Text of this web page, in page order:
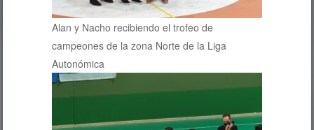
Alan y Nacho recibiendo el trofeo de
campeones de la zona Norte de la Liga
Autonómica